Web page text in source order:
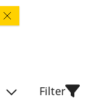
Filter